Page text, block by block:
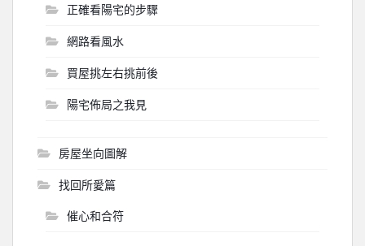
正確看陽宅的步驟
網路看風水
買屋挑左右挑前後
陽宅佈局之我見
房屋坐向圖解
找回所愛篇
催心和合符